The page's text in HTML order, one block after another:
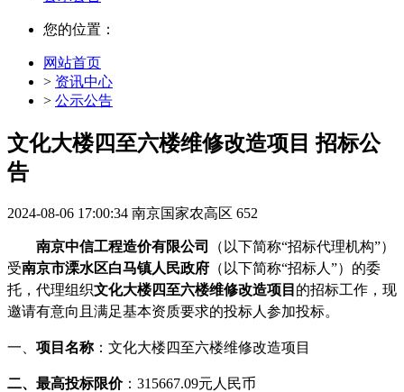
您的位置：
网站首页
> 资讯中心
> 公示公告
文化大楼四至六楼维修改造项目 招标公
告
2024-08-06 17:00:34 南京国家农高区 652
南京中信工程造价有限公司 （以下简称“招标代理机构”）
受南京市溧水区白马镇人民政府 （以下简称“招标人”）的委
托，代理组织文化大楼四至六楼维修改造项目 的招标工作，现
邀请有意向且满足基本资质要求的投标人参加投标。
一、 项目名称： 文化大楼四至六楼维修改造项目
二、最高投标限价： 315667.09元人民币